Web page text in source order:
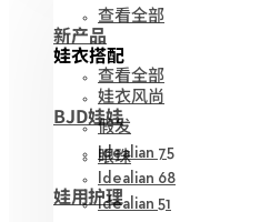
查看全部
娃衣搭配
娃衣风尚
假发
眼珠
娃用护理
新产品
查看全部
BJD娃娃
Idealian 75
Idealian 68
Idealian 51